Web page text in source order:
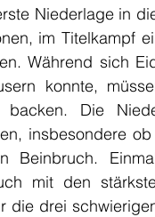
Niederlage in
im Titelkampf
Während sich
konnte,
Die
insbesondere
Beinbruch.
mit den
die drei